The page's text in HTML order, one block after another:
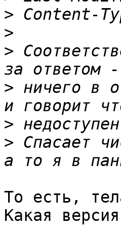
>
>
>
> ничего в
>
> Спасает
То есть,
Какая